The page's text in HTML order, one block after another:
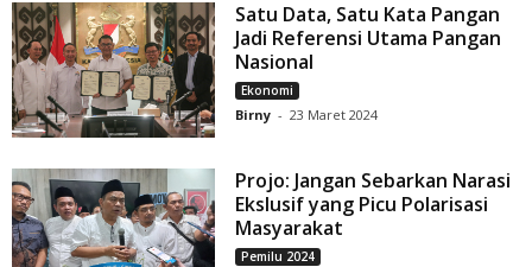
Satu Data, Satu Kata Pangan
Jadi Referensi Utama Pangan
Nasional
Ekonomi
Birny - 23 Maret 2024
Projo: Jangan Sebarkan Narasi
Ekslusif yang Picu Polarisasi
Masyarakat
Pemilu 2024